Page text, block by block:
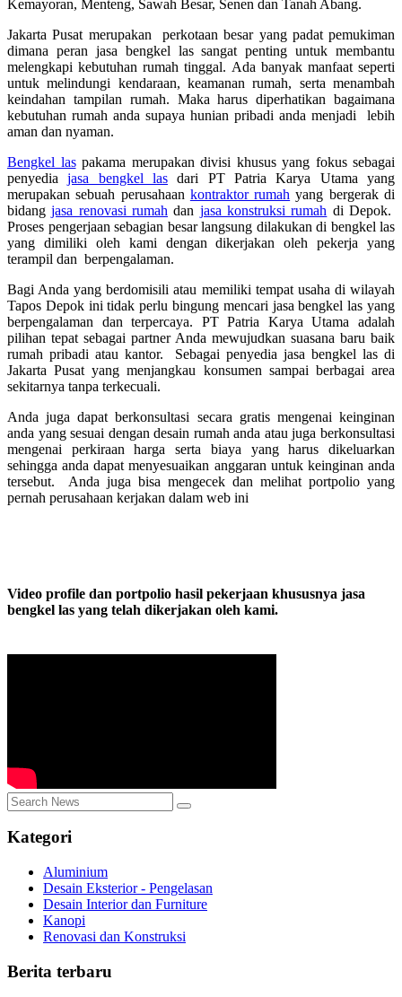
Kemayoran, Menteng, Sawah Besar, Senen dan Tanah Abang.
Jakarta Pusat merupakan perkotaan besar yang padat pemukiman
dimana peran jasa bengkel las sangat penting untuk membantu
melengkapi kebutuhan rumah tinggal. Ada banyak manfaat seperti
untuk melindungi kendaraan, keamanan rumah, serta menambah
keindahan tampilan rumah. Maka harus diperhatikan bagaimana
kebutuhan rumah anda supaya hunian pribadi anda menjadi lebih
aman dan nyaman.
Bengkel laspakama merupakan divisi khusus yang fokus sebagai
penyediajasa bengkel las dari PT Patria Karya Utama yang
merupakan sebuah perusahaan kontraktor rumah yang bergerak di
bidangjasa renovasi rumah dan jasa konstruksi rumah di Depok.
Proses pengerjaan sebagian besar langsung dilakukan di bengkel las
yang dimiliki oleh kami dengan dikerjakan oleh pekerja yang
terampil dan berpengalaman.
Bagi Anda yang berdomisili atau memiliki tempat usaha di wilayah
Tapos Depok ini tidak perlu bingung mencari jasa bengkel las yang
berpengalaman dan terpercaya. PT Patria Karya Utama adalah
pilihan tepat sebagai partner Anda mewujudkan suasana baru baik
rumah pribadi atau kantor. Sebagai penyedia jasa bengkel las di
Jakarta Pusat yang menjangkau konsumen sampai berbagai area
sekitarnya tanpa terkecuali.
Anda juga dapat berkonsultasi secara gratis mengenai keinginan
anda yang sesuai dengan desain rumah anda atau juga berkonsultasi
mengenai perkiraan harga serta biaya yang harus dikeluarkan
sehingga anda dapat menyesuaikan anggaran untuk keinginan anda
tersebut. Anda juga bisa mengecek dan melihat portpolio yang
pernah perusahaan kerjakan dalam web ini
Video profile dan portpolio hasil pekerjaan khususnya jasa
bengkel las yang telah dikerjakan oleh kami.
Kategori
Aluminium
Desain Eksterior - Pengelasan
Desain Interior dan Furniture
Kanopi
Renovasi dan Konstruksi
Berita terbaru